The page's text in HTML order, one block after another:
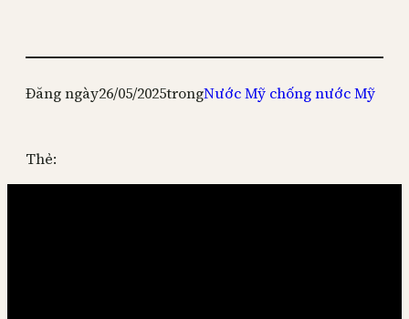
Đăng ngày26/05/2025trongNước Mỹ chống nước Mỹ
Thẻ: